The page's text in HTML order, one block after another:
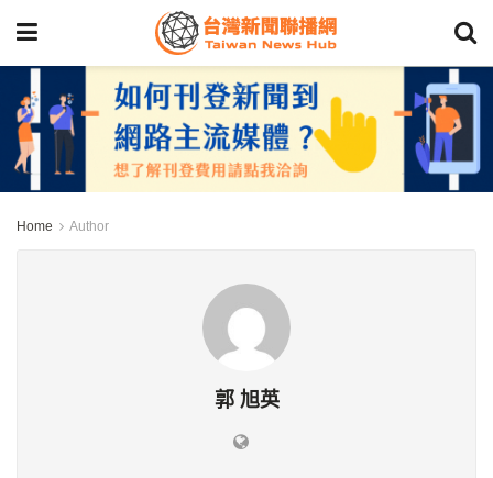
Home Author
郭 旭英